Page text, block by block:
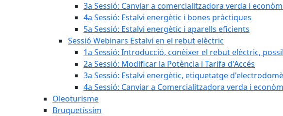
3a Sessió: Canviar a comercialitzadora verda i
4a Sessió: Estalvi energètic i bones pràctiques
5a Sessió: Estalvi energètic i aparells eficients
Sessió Webinars Estalvi en el rebut elèctric
1a Sessió: Introducció, conèixer el rebut elèctric,
2a Sessió: Modificar la Potència i Tarifa d'Accés
3a Sessió: Estalvi energètic, etiquetatge
4a Sessió: Canviar a Comercialitzadora verda i
Oleoturisme
Bruquetíssim